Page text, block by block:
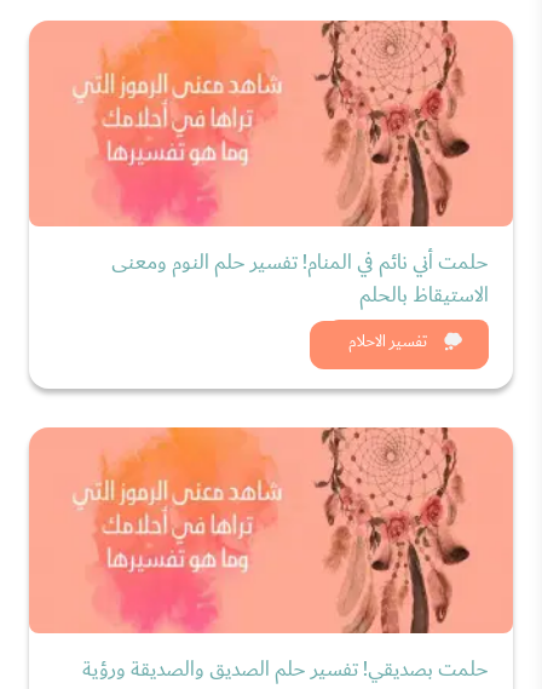
تفسير الاحلام
حلمت أني نائم في المنام! تفسير حلم النوم ومعنى
الاستيقاظ بالحلم
شاهد الان
حلمت بصديقي! تفسير حلم الصديق والصديقة ورؤية